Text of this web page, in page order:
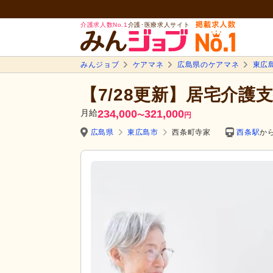
介護求人数No.1 介護･医療求人サイト
みんジョブ ケアマネ 広島県のケアマネ 東広
【7/28更新】居宅介護
月給234,000〜321,000円
広島県
東広島市 西条町寺家 西条駅か